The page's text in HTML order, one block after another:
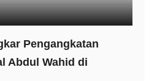
Pengangkatan
Abdul Wahid di